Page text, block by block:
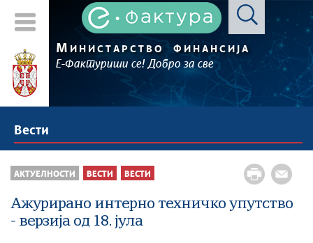
М ИНИСТАРСТВО ФИНАНСИЈА
Е-Фактуриши се! Добро за све
Вести
АКТУЕЛНОСТИ ВЕСТИ ВЕСТИ
Ажурирано интерно техничко упутство
- верзија од 18. јула